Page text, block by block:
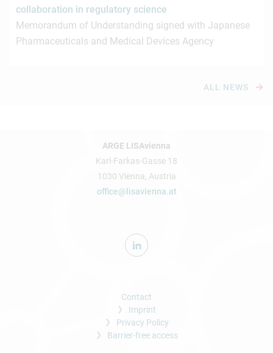
collaboration in regulatory science
Memorandum of Understanding signed with Japanese
Pharmaceuticals and Medical Devices Agency
ALL NEWS
ARGE LISAvienna
Karl-Farkas-Gasse 18
1030 Vienna, Austria
office@lisavienna.at
Contact
Imprint
Privacy Policy
Barrier-free access